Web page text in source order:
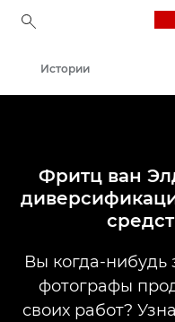
Истории
Фритц ван
Вы когда-нибудь
фотографы
своих работ?